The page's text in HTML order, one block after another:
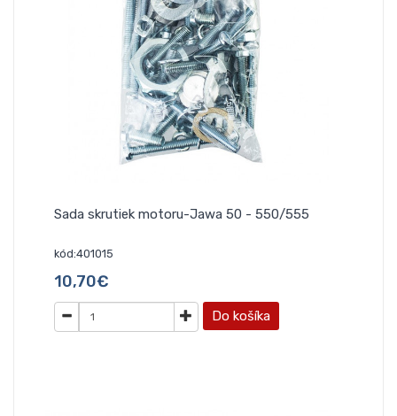
Sada skrutiek motoru-Jawa 50 - 550/555
kód:401015
10,70€
Do košíka